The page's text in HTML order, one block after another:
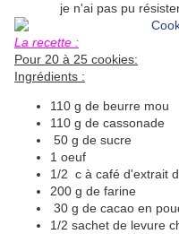
je n'ai pas pu
La recette :
Pour 20 à 25 cookies:
Ingrédients :
110 g de beurre mou
110 g de cassonade
50 g de sucre
1 oeuf
1/2 c à café d'extrait
200 g de farine
30 g de cacao en
1/2 sachet de levure